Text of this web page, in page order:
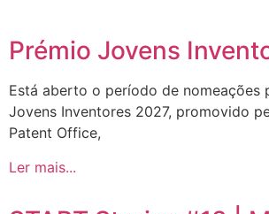
Prémio Jovens
Está aberto o período de nomeações
Jovens Inventores 2027, promovido
Patent Office,
Ler mais...